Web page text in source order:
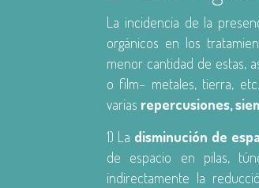
La incidencia de la
orgánicos en los
menor cantidad de estas,
o film– metales, tierra,
varias repercusiones,
1) La disminución de
de espacio en pilas,
indirectamente la